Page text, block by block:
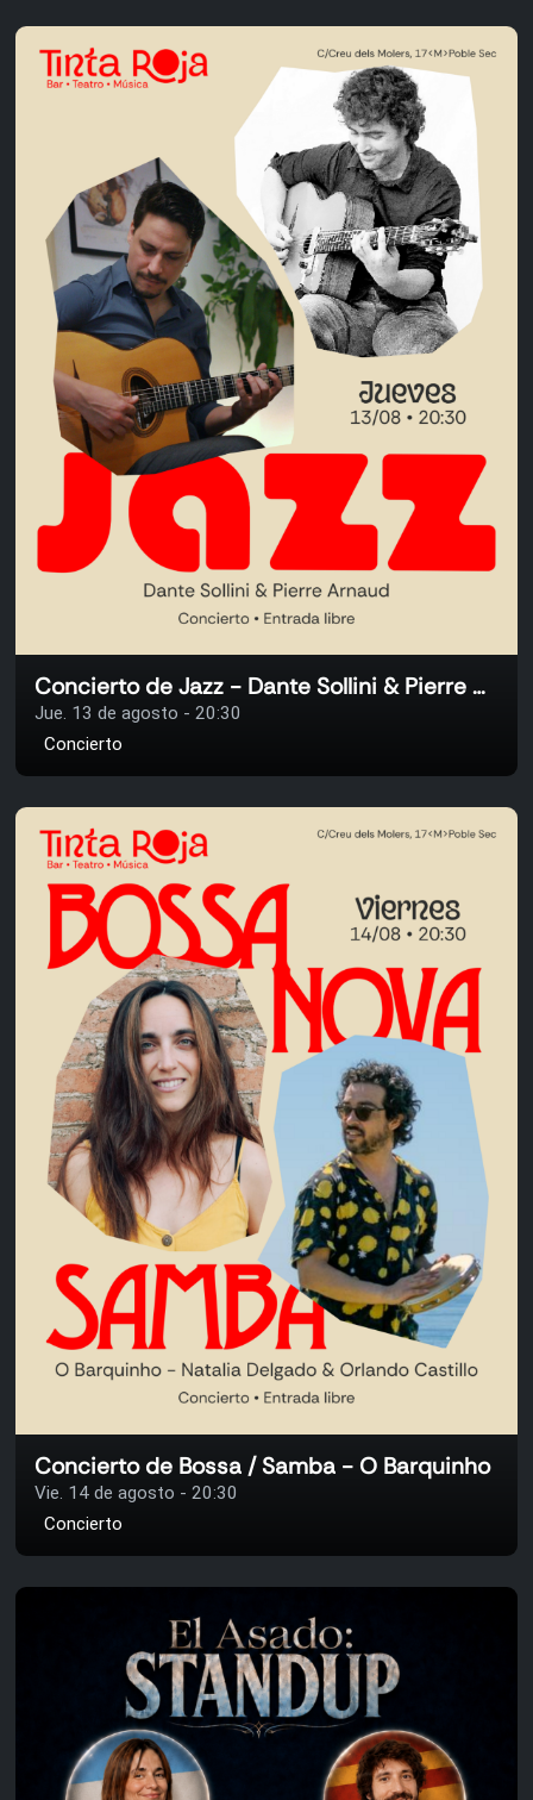
Concierto de Jazz - Dante Sollini & Pierre Arnaud
Jue. 13 de agosto - 20:30
Concierto
Concierto de Bossa / Samba - O Barquinho
Vie. 14 de agosto - 20:30
Concierto